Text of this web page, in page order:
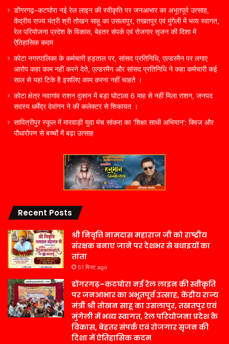
डोंगरगढ़–कटघोरा नई रेल लाइन की स्वीकृति पर जनआभार का अभूतपूर्व उत्साह,
केंद्रीय राज्य मंत्री श्री तोखन साहू का उसलापुर, तखतपुर एवं मुंगेली में भव्य स्वागत,
रेल परियोजना प्रदेश के विकास, बेहतर संपर्क एवं रोजगार सृजन की दिशा में
ऐतिहासिक कदम
कोटा नगरपालिका के कर्मचारी हड़ताल पर, सांसद प्रतिनिधि, एल्डरमैन पर लगाए
आरोप कहा काम नहीं करने देते, एल्डरमैन और सांसद प्रतिनिधि ने कहा कर्मचारी कई
साल से यहां टिके है इसलिए काम करना नहीं चाहते ।
कोटा क्षेत्र नवागांव राशन दुकान में बड़ा घोटाला 6 माह से नहीं मिला राशन, जनपद
सदस्य धर्मेंद्र देवांगन ने की कलेक्टर से शिकायत ।
सावित्रीपुर स्कूल में मारवाड़ी युवा मंच सांकरा का ‘शिक्षा साथी अभियान’: क्विज और
पौधारोपण से बच्चों में बढ़ा उत्साह
Recent Posts
श्री निवृत्ति नामदास महाराज जी को राष्ट्रीय
संरक्षक बनाए जाने पर देशभर से बधाइयों का
तांता
51 मिनट ago
डोंगरगढ़–कटघोरा नई रेल लाइन की स्वीकृति
पर जनआभार का अभूतपूर्व उत्साह, केंद्रीय राज्य
मंत्री श्री तोखन साहू का उसलापुर, तखतपुर एवं
मुंगेली में भव्य स्वागत, रेल परियोजना प्रदेश के
विकास, बेहतर संपर्क एवं रोजगार सृजन की
दिशा में ऐतिहासिक कदम